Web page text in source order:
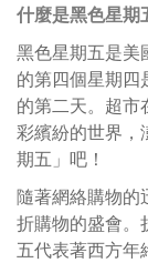
什麼是黑色星期
黑色星期五是美
的第四個星期四
的第二天。超市
彩繽紛的世界，
期五」吧！
隨著網絡購物的
折購物的盛會。
五代表著西方年